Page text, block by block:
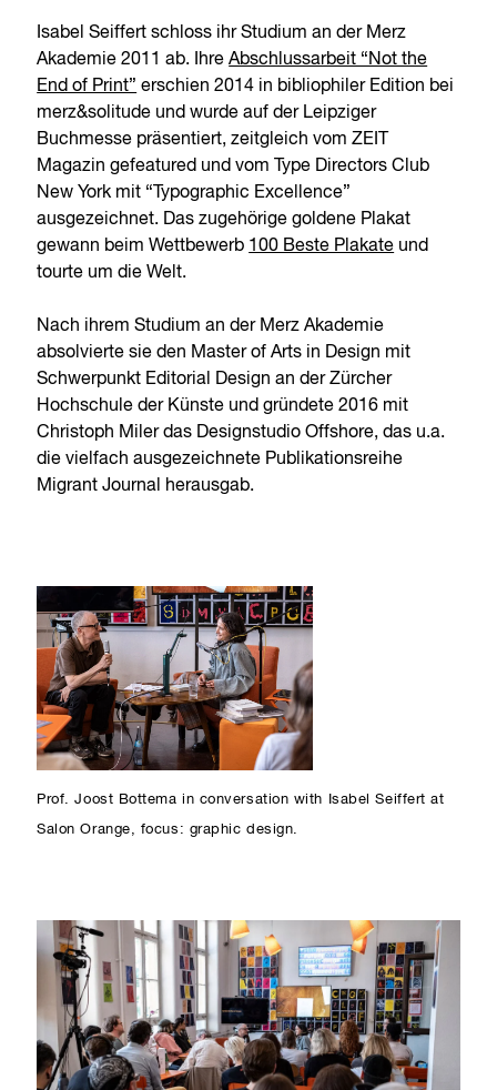
Isabel Seiffert schloss ihr Studium an der Merz
Akademie 2011 ab. IhreAbschlussarbeit “Not the
End of Print” erschien 2014 in bibliophiler Edition bei
merz&solitude und wurde auf der Leipziger
Buchmesse präsentiert, zeitgleich vom ZEIT
Magazin gefeatured und vom Type Directors Club
New York mit “Typographic Excellence”
ausgezeichnet. Das zugehörige goldene Plakat
gewann beim Wettbewerb 100 Beste Plakate und
tourte um die Welt.
Nach ihrem Studium an der Merz Akademie
absolvierte sie den Master of Arts in Design mit
Schwerpunkt Editorial Design an der Zürcher
Hochschule der Künste und gründete 2016 mit
Christoph Miler das Designstudio Offshore, das u.a.
die vielfach ausgezeichnete Publikationsreihe
Migrant Journal herausgab.
Prof. Joost Bottema in conversation with Isabel Seiffert at
Salon Orange, focus: graphic design.